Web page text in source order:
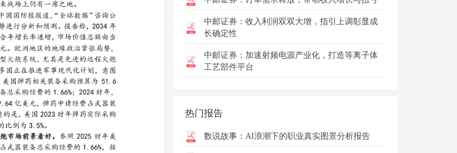
中邮证券： 收入利润双双大增，指引上调彰显成
长确定性
中邮证券： 加速射频电源产业化，打造等离子体
工艺部件平台
热门报告
数说故事： AI浪潮下的职业真实图景分析报告